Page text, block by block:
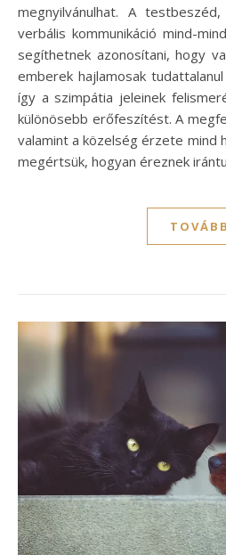
megnyilvánulhat. A
verbális kommunikáció mind-
segíthetnek azonosítani, hogy
emberek hajlamosak
így a szimpátia jeleinek
különösebb erőfeszítést. A
valamint a közelség érzete mind
megértsük, hogyan éreznek
TOVÁBB